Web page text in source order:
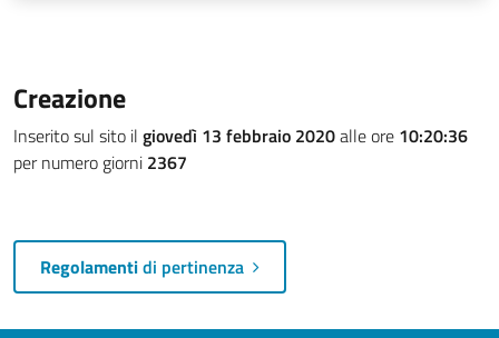
Creazione
Inserito sul sito il giovedì 13 febbraio 2020alle ore 10:20:36
per numero giorni 2367
Regolamentidi pertinenza